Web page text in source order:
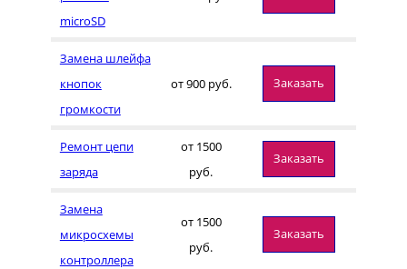
microSD
Замена шлейфа
кнопок
громкости
от 900 руб. Заказать
Ремонт цепи
заряда
от 1500
руб.
Заказать
Замена
микросхемы
контроллера
от 1500
руб.
Заказать